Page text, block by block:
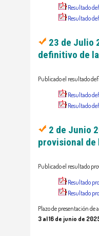
Resultado
Resultado
23 de Julio
definitivo de
Publicado el resultado
Resultado
Resultado
2 de Junio
provisional de
Publicado el resultado
Resultado
Resultado
Plazo de presentación de
3 al 16 de junio de